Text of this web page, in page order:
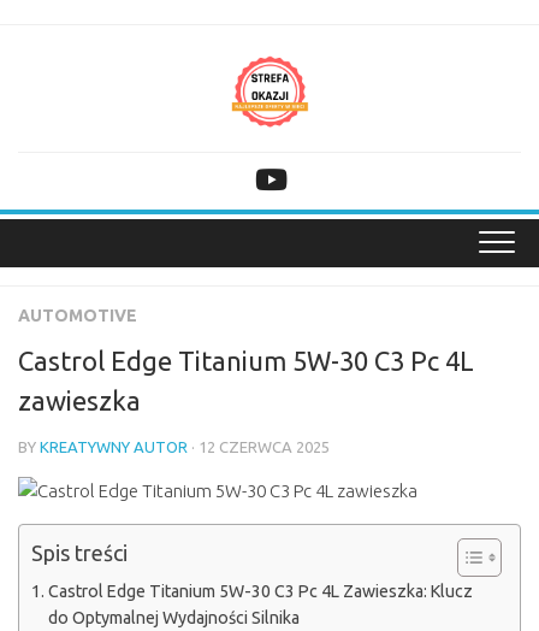
AUTOMOTIVE
Castrol Edge Titanium 5W-30 C3 Pc 4L
zawieszka
BY KREATYWNY AUTOR · 12 CZERWCA 2025
Spis treści
Castrol Edge Titanium 5W-30 C3 Pc 4L Zawieszka: Klucz
do Optymalnej Wydajności Silnika